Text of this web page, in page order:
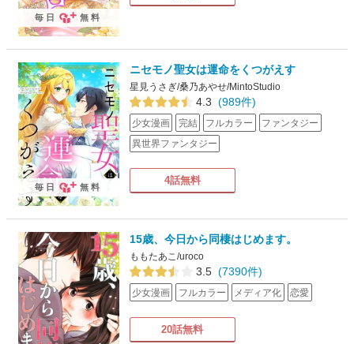
毎日 無料
ニセモノ聖女は運命をくつがえす
星見うさぎ/桑乃あやせ/MintoStudio
4.3 (989件)
少女漫画 完結 フルカラー
ファンタジー
異世界ファンタジー
4話無料
毎日 無料
15歳、今日から同棲はじめます。
ももたあこ/uroco
3.5 (7390件)
少女漫画 フルカラー メディア化 恋愛
20話無料